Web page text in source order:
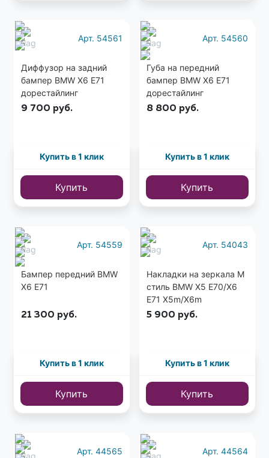
Арт. 54561
Диффузор на задний
бампер BMW X6 E71
дорестайлинг
9 700 руб.
Купить в 1 клик
Купить
Арт. 54560
Губа на передний
бампер BMW X6 E71
дорестайлинг
8 800 руб.
Купить в 1 клик
Купить
Арт. 54559
Бампер передний BMW
X6 E71
21 300 руб.
Купить в 1 клик
Купить
Арт. 54043
Накладки на зеркала M
стиль BMW X5 E70/X6
E71 Х5m/X6m
5 900 руб.
Купить в 1 клик
Купить
Арт. 44565 Арт. 44564